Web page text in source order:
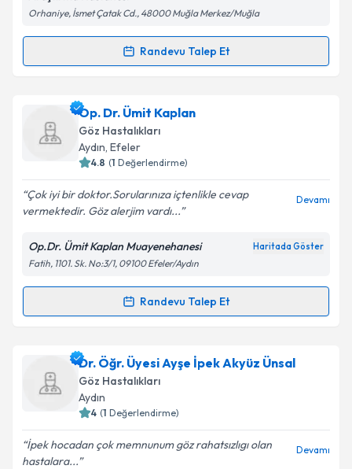
Metni'ni okudum ve kişisel verilerimin belirtilen
Orhaniye, İsmet Çatak Cd., 48000 Muğla Merkez/Muğla
Randevu Talep Et
Randevu Takvimi Talebi
Uzm. Dr. Turhan Dokumacıoğlu
takvimi talebi oluşturun. Size bu uzmandan randevu
almanız için bir takvim hazırlandığında e-posta ile
bilgilendireceğiz.
E-posta Adresiniz
Kişisel verilerimin işlenmesine ilişkin
Metni'ni okudum ve kişisel verilerimin belirtilen
kapsamda işlenmesini kabul ediyorum.
Op. Dr. Ümit Kaplan
Göz Hastalıkları
Aydın, Efeler
4.8 (1 Değerlendirme)
Çok iyi bir doktor.Sorularınıza içtenlikle cevap
vermektedir. Göz alerjim vardı...
Devamı
Op.Dr. Ümit Kaplan Muayenehanesi Haritada Göster
Fatih, 1101. Sk. No:3/1, 09100 Efeler/Aydın
Randevu Talep Et
Randevu Takvimi Talebi
Op. Dr. Ümit Kaplan için randevu takvimi talebi
oluşturun. Size bu uzmandan randevu almanız için bir
takvim hazırlandığında e-posta ile bilgilendireceğiz.
Dr. Öğr. Üyesi Ayşe İpek Akyüz Ünsal
Göz Hastalıkları
Aydın
4 (1 Değerlendirme)
İpek hocadan çok memnunum göz rahatsızlıgı olan
hastalara...
Devamı